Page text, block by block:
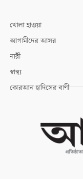
খোলা হাওয়া
আগামীদের আসর
নারী
স্বাস্থ্য
কোরআন হাদিসের বাণী